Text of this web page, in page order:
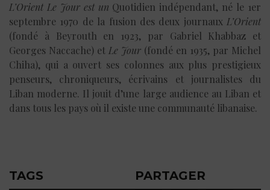
L’Orient Le Jour est un Quotidien indépendant, né le 1er
septembre 1970 de la fusion des deux journaux L’Orient
(fondé à Beyrouth en 1923, par Gabriel Khabbaz et
Georges Naccache) et Le Jour (fondé en 1935, par Michel
Chiha), qui a ouvert ses colonnes aux plus prestigieux
penseurs, chroniqueurs, écrivains et journalistes du
Liban moderne. Il jouit d’une large audience au Liban et
dans tous les pays où il existe une communauté libanaise.
TAGS PARTAGER